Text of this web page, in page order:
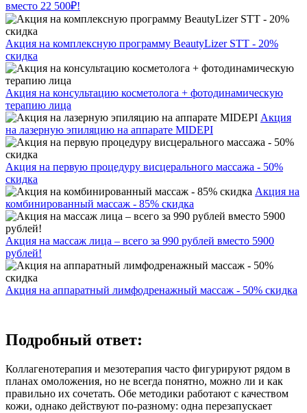
вместо 22 500₽!
Акция на комплексную программу BeautyLizer STT - 20%
скидка
Акция на консультацию косметолога + фотодинамическую
терапию лица
Акция
на лазерную эпиляцию на аппарате MIDEPI
Акция на первую процедуру висцерального массажа - 50%
скидка
Акция на
комбинированный массаж - 85% скидка
Акция на массаж лица – всего за 990 рублей вместо 5900
рублей!
Акция на аппаратный лимфодренажный массаж - 50% скидка
Подробный ответ:
Коллагенотерапия и мезотерапия часто фигурируют рядом в
планах омоложения, но не всегда понятно, можно ли и как
правильно их сочетать. Обе методики работают с качеством
кожи, однако действуют по‑разному: одна перезапускает